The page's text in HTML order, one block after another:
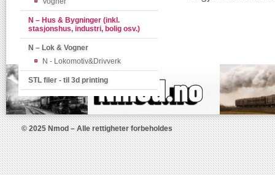
N – Hus & Bygninger (inkl.
stasjonshus, industri, bolig osv.)
N – Lok & Vogner
N - Lokomotiv&Drivverk
STL filer - til 3d printing
© 2025 Nmod – Alle rettigheter forbeholdes